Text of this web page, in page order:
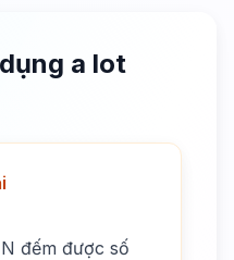
a lot
đếm được số